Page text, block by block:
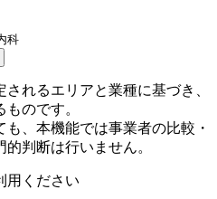
科
れるエリアと業種に基づき、
のです。
、本機能では事業者の比較・
判断は行いません。
用ください